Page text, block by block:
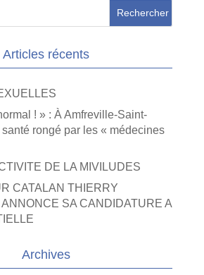
Articles récents
! » : À Amfreville-Saint-
rongé par les « médecines
DE LA MIVILUDES
CATALAN THIERRY
SA CANDIDATURE A
Archives